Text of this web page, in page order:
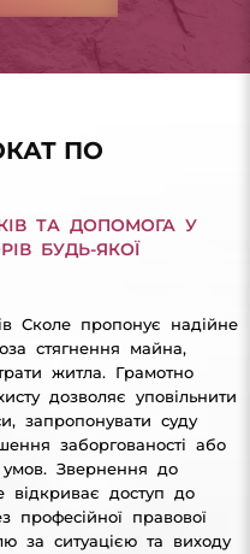
ПО
ТА ДОПОМОГА У
БУДЬ-ЯКОЇ
Сколе пропонує надійне
стягнення майна,
житла. Грамотно
дозволяє уповільнити
запропонувати суду
заборгованості або
умов. Звернення до
відкриває доступ до
професійної правової
за ситуацією та виходу